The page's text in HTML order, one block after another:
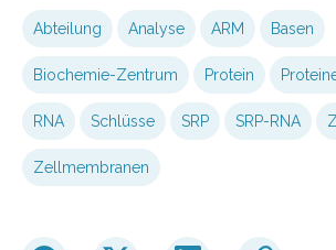
Abteilung Analyse ARM Basen
Biochemie-Zentrum Protein
RNA Schlüsse SRP SRP-RNA
Zellmembranen